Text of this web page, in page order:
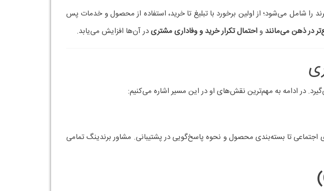
پس از اجرای استراتژی برند، مشاور برندینگ با ابزارهایی مانند نظرسنجی، تحلیل رفتار کاربران، و شاخص‌های وفاداری مشتری (مثل NPS) کیفیت تجربه را پایش کرده و برای بهبود آن
خرید است. وفاداری به برند نتیجه‌ی ترکیبی از کیفیت محصول، اعتماد، و تجربه
و تقویت نقاط قوت برند، یک ارزش پیشنهادی مشخص و خاص تعریف می‌کند که